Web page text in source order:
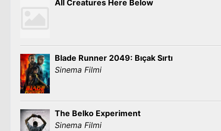
All Creatures Here Below
Blade Runner 2049: Bıçak Sırtı
Sinema Filmi
The Belko Experiment
Sinema Filmi